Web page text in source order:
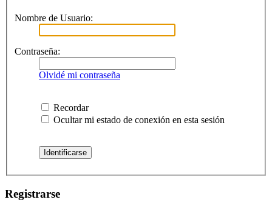
Nombre de Usuario:
Contraseña:
Olvidé mi contraseña
Recordar
Ocultar mi estado de conexión en esta sesión
Registrarse